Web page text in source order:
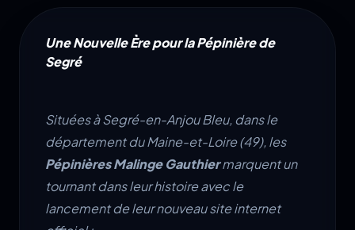
Une Nouvelle Ère pour la Pépinière de
Segré
Situées à Segré-en-Anjou Bleu, dans le
département du Maine-et-Loire (49), les
Pépinières Malinge Gauthiermarquent un
tournant dans leur histoire avec le
lancement de leur nouveau site internet